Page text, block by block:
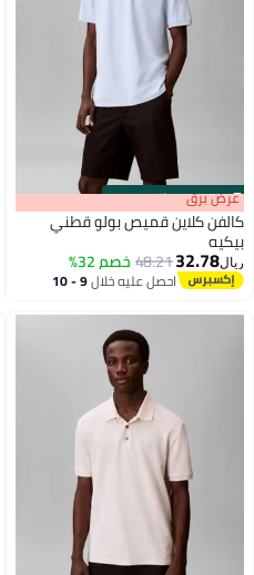
00m:00s
·باقي 100% عرض برق
كالفن كلاين قميص بولو قطني
بيكيه
ريال32.78
48.21خصم 32%
احصل عليه خلال 9 - 10